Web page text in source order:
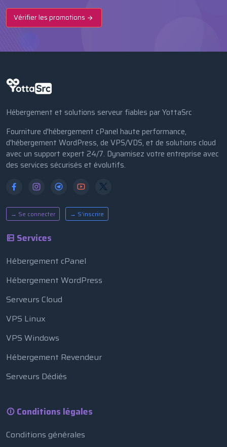
Vérifier les promotions
Hébergement et solutions serveur fiables par YottaSrc
Fourniture d'hébergement cPanel haute performance,
d'hébergement WordPress, de VPS/VDS, et de solutions cloud
avec un support expert 24/7. Dynamisez votre entreprise avec
des services sécurisés et évolutifs.
→ Se connecter → S’inscrire
Services
Hébergement cPanel
Hébergement WordPress
Serveurs Cloud
VPS Linux
VPS Windows
Hébergement Revendeur
Serveurs Dédiés
Conditions légales
Conditions générales